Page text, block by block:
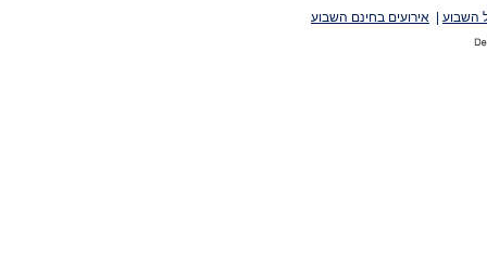
השבוע אירועים בחינם השבוע